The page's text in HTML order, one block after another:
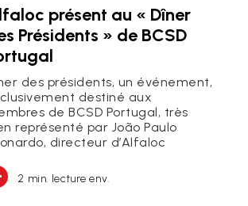
présent au « Dîner
Présidents » de BCSD
des présidents, un événement,
destiné aux
de BCSD Portugal, très
représenté par João Paulo
directeur d’Alfaloc
2 min. lecture env.